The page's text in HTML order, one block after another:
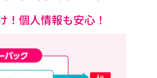
！個人情報も安心！